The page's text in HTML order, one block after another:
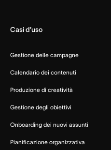
Casi d’uso
Gestione delle campagne
Calendario dei contenuti
Produzione di creatività
Gestione degli obiettivi
Onboarding dei nuovi assunti
Pianificazione organizzativa